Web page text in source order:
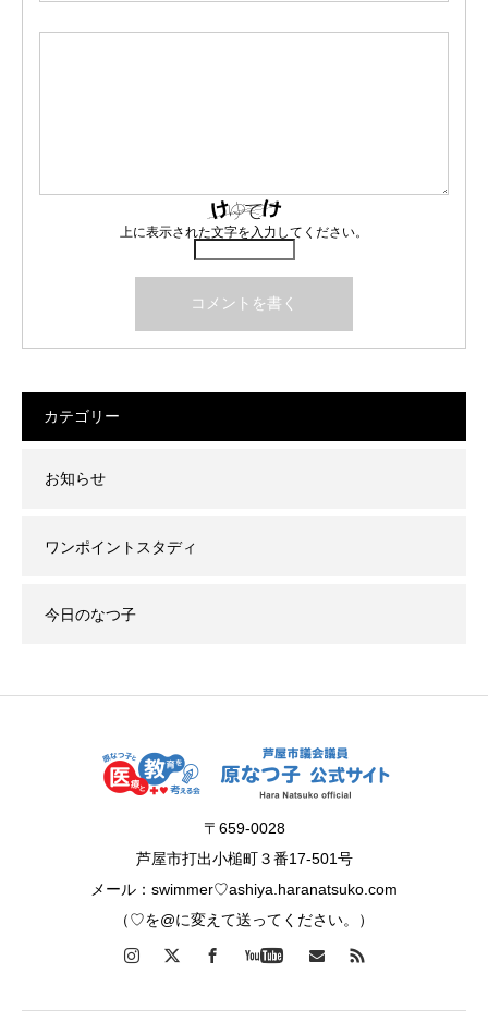
上に表示された文字を入力してください。
カテゴリー
お知らせ
ワンポイントスタディ
今日のなつ子
〒659-0028
芦屋市打出小槌町３番17-501号
メール：swimmer♡ashiya.haranatsuko.com
（♡を@に変えて送ってください。）